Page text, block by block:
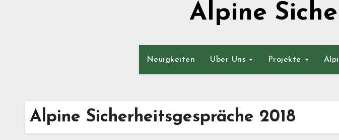
Alpine
Neuigkeiten Über Uns Projekte
Alpine Sicherheitsgespräche 2018